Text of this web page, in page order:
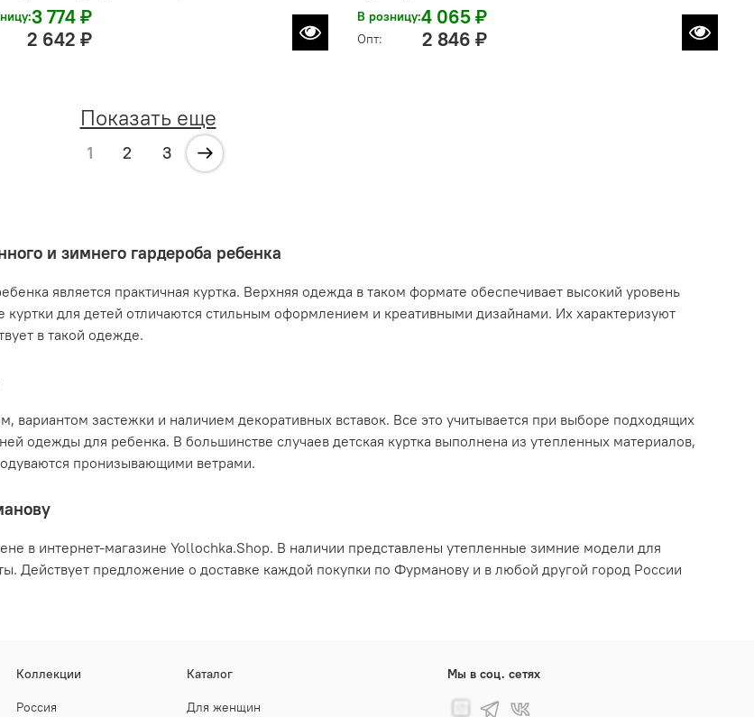
3 774 ₽
2 642 ₽
В розницу:4 065 ₽
Опт: 2 846 ₽
Показать еще
1 2 3
и зимнего гардероба ребенка
является практичная куртка. Верхняя одежда в таком формате обеспечивает высокий уровень
для детей отличаются стильным оформлением и креативными дизайнами. Их характеризуют
в такой одежде.
вариантом застежки и наличием декоративных вставок. Все это учитывается при выборе подходящих
одежды для ребенка. В большинстве случаев детская куртка выполнена из утепленных материалов,
пронизывающими ветрами.
в интернет-магазине Yollochka.Shop. В наличии представлены утепленные зимние модели для
Действует предложение о доставке каждой покупки по Фурманову и в любой другой город России
Коллекции
Россия
Каталог
Для женщин
Мы в соц. сетях